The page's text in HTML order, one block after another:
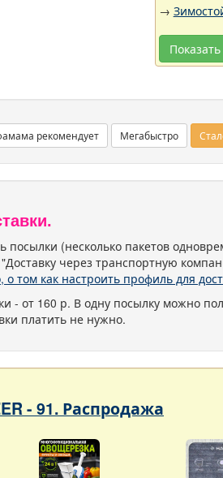
→
рекомендует Мегабыстро
посылки (несколько пакетов
через транспортную
о том как настроить профиль для
- от 160 р. В одну посылку можно
платить не нужно.
- 91. Распродажа